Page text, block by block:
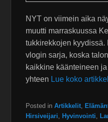
NYT on viimein aika
muutti marraskuussa
tukkirekkojen kyydissä.
vlogin sarja, koska
kaikkine käänteineen
yhteen Lue koko
Posted in Artikkelit,
Hirsiveijari, Hyvinvointi,